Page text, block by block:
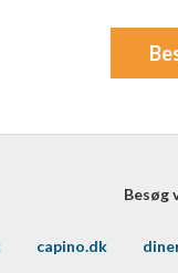
Besøg
capino.dk